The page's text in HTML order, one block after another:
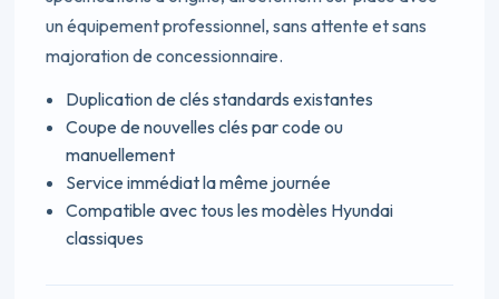
un équipement professionnel, sans attente et sans
majoration de concessionnaire.
Duplication de clés standards existantes
Coupe de nouvelles clés par code ou
manuellement
Service immédiat la même journée
Compatible avec tous les modèles Hyundai
classiques